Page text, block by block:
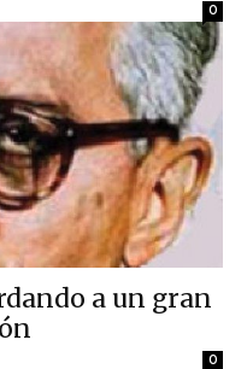
0
a un gran
0